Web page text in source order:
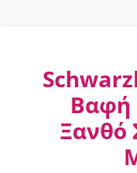
Βαφή
Ξανθό